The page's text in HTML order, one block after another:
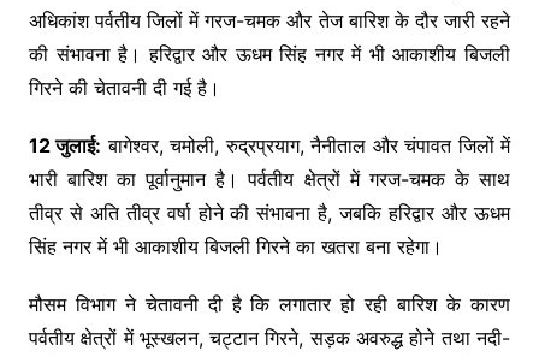
अधिकांश पर्वतीय जिलों में गरज-चमक और तेज बारिश के दौर जारी रहने
की संभावना है। हरिद्वार और ऊधम सिंह नगर में भी आकाशीय बिजली
गिरने की चेतावनी दी गई है।
12 जुलाई: बागेश्वर, चमोली, रुद्रप्रयाग, नैनीताल और चंपावत जिलों में
भारी बारिश का पूर्वानुमान है। पर्वतीय क्षेत्रों में गरज-चमक के साथ
तीव्र से अति तीव्र वर्षा होने की संभावना है, जबकि हरिद्वार और ऊधम
सिंह नगर में भी आकाशीय बिजली गिरने का खतरा बना रहेगा।
मौसम विभाग ने चेतावनी दी है कि लगातार हो रही बारिश के कारण
पर्वतीय क्षेत्रों में भूस्खलन, चट्टान गिरने, सड़क अवरुद्ध होने तथा नदी-